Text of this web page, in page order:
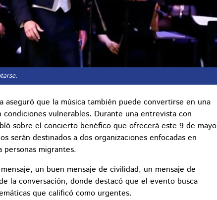
aseguró que la música también puede convertirse en una
condiciones vulnerables. Durante una entrevista con
sobre el concierto benéfico que ofrecerá este 9 de mayo
serán destinados a dos organizaciones enfocadas en
personas migrantes.
un buen mensaje de civilidad, un mensaje de
la conversación, donde destacó que el evento busca
que calificó como urgentes.